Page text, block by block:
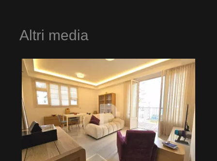
Altri media